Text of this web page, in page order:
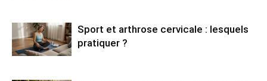
Sport et arthrose cervicale : lesquels
pratiquer ?